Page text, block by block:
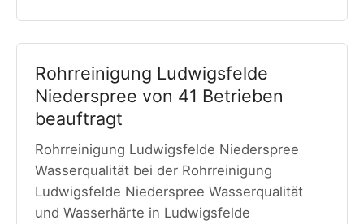
Rohrreinigung Ludwigsfelde
Niederspree von 41 Betrieben
beauftragt
Rohrreinigung Ludwigsfelde Niederspree
Wasserqualität bei der Rohrreinigung
Ludwigsfelde Niederspree Wasserqualität
und Wasserhärte in Ludwigsfelde